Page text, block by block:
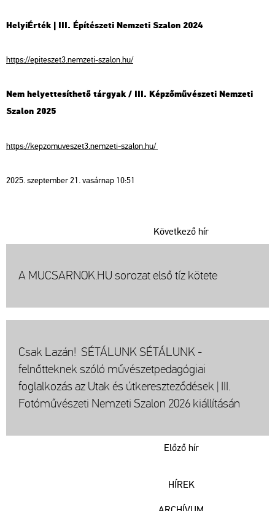
HelyiÉrték | III. Építészeti Nemzeti Szalon 2024
https://epiteszet3.nemzeti-szalon.hu/
Nem helyettesíthető tárgyak / III. Képzőművészeti Nemzeti
Szalon 2025
https://kepzomuveszet3.nemzeti-szalon.hu/
2025. szeptember 21. vasárnap 10:51
Következő hír
A MUCSARNOK.HU sorozat első tíz kötete
Csak Lazán! SÉTÁLUNK SÉTÁLUNK -
felnőtteknek szóló művészetpedagógiai
foglalkozás az Utak és útkereszteződések | III.
Fotóművészeti Nemzeti Szalon 2026 kiállításán
Előző hír
HÍREK